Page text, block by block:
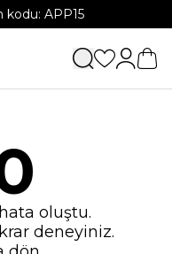
kodu: APP15
oluştu.
deneyiniz.